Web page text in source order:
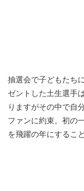
抽選会で子どもたち
ゼントした土生選手
りますがその中で自
ファンに約束。初の
を飛躍の年にするこ